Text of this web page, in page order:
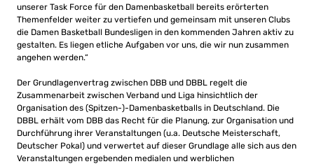
unserer Task Force für den Damenbasketball bereits erörterten
Themenfelder weiter zu vertiefen und gemeinsam mit unseren Clubs
die Damen Basketball Bundesligen in den kommenden Jahren aktiv zu
gestalten. Es liegen etliche Aufgaben vor uns, die wir nun zusammen
angehen werden.“
Der Grundlagenvertrag zwischen DBB und DBBL regelt die
Zusammenarbeit zwischen Verband und Liga hinsichtlich der
Organisation des (Spitzen-)-Damenbasketballs in Deutschland. Die
DBBL erhält vom DBB das Recht für die Planung, zur Organisation und
Durchführung ihrer Veranstaltungen (u.a. Deutsche Meisterschaft,
Deutscher Pokal) und verwertet auf dieser Grundlage alle sich aus den
Veranstaltungen ergebenden medialen und werblichen